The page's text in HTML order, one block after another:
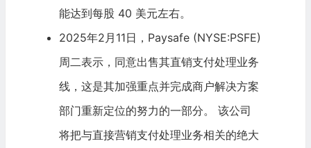
能达到每股 40 美元左右。
2025年2月11日，Paysafe (NYSE:PSFE)
周二表示，同意出售其直销支付处理业务
线，这是其加强重点并完成商户解决方案
部门重新定位的努力的一部分。 该公司
将把与直接营销支付处理业务相关的绝大